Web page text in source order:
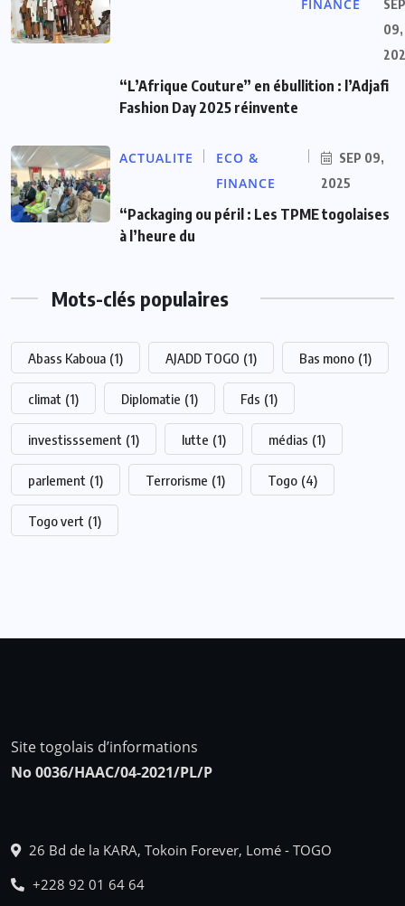
FINANCE
SEP
09,
“L’Afrique Couture” en ébullition : l’Adjafi
Fashion Day 2025 réinvente
ACTUALITE
ECO &
FINANCE
SEP 09,
2025
“Packaging ou péril : Les TPME togolaises
à l’heure du
Mots-clés populaires
Abass Kaboua (1) AJADD TOGO (1) Bas mono (1)
climat (1) Diplomatie (1) Fds (1)
investisssement (1) lutte (1) médias (1)
parlement (1) Terrorisme (1) Togo (4)
Togo vert (1)
Site togolais d’informations
No 0036/HAAC/04-2021/PL/P
26 Bd de la KARA, Tokoin Forever, Lomé - TOGO
+228 92 01 64 64